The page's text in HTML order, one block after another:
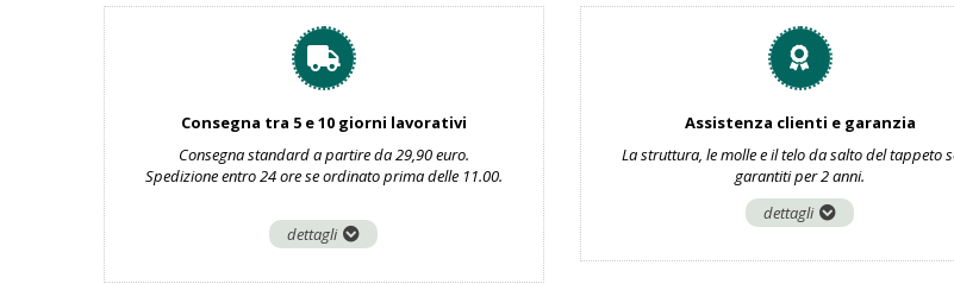
Consegna tra 5 e 10 giorni lavorativi
Consegna standard a partire da 29,90 euro.
Spedizione entro 24 ore se ordinato prima delle 11.00.
dettagli
Assistenza clienti e garanzia
La struttura, le molle e il telo da salto del tappeto
garantiti per 2 anni.
dettagli